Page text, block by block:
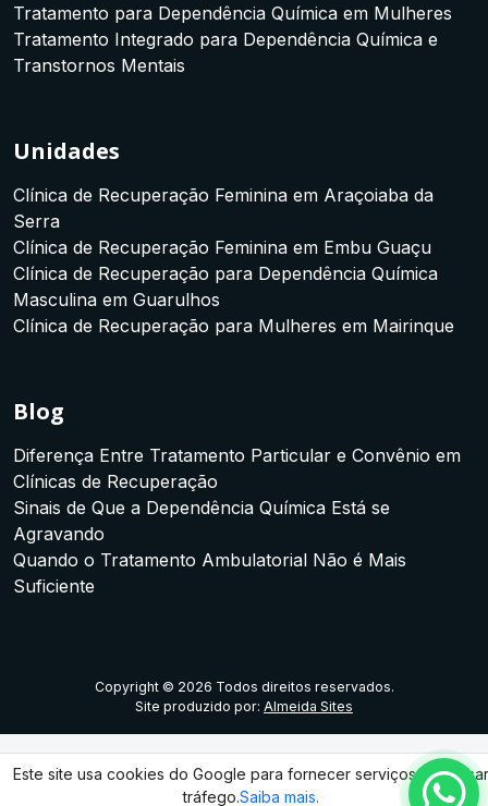
Tratamento para Dependência Química em Mulheres
Tratamento Integrado para Dependência Química e
Transtornos Mentais
Unidades
Clínica de Recuperação Feminina em Araçoiaba da
Serra
Clínica de Recuperação Feminina em Embu Guaçu
Clínica de Recuperação para Dependência Química
Masculina em Guarulhos
Clínica de Recuperação para Mulheres em Mairinque
Blog
Diferença Entre Tratamento Particular e Convênio em
Clínicas de Recuperação
Sinais de Que a Dependência Química Está se
Agravando
Quando o Tratamento Ambulatorial Não é Mais
Suficiente
Copyright © 2026 Todos direitos reservados.
Site produzido por: Almeida Sites
Este site usa cookies do Google para fornecer serviços e analisar
tráfego.Saiba mais.